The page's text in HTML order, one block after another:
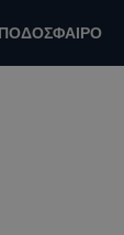
ΠΟΔΟΣΦΑΙΡΟ